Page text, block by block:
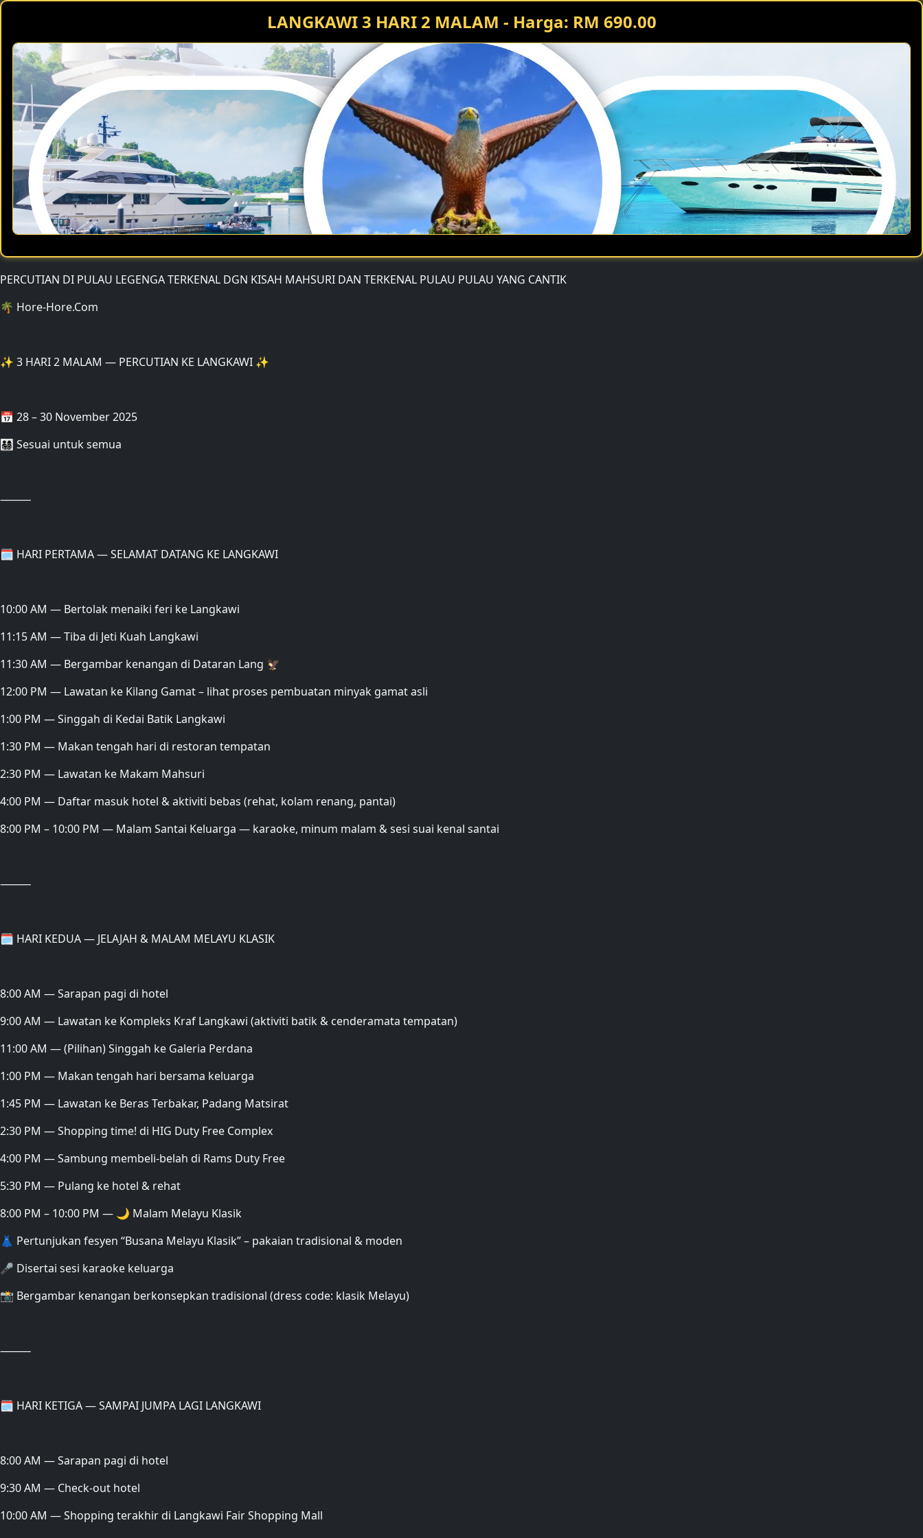
LANGKAWI 3 HARI 2 MALAM - Harga: RM 690.00
PERCUTIAN DI PULAU LEGENGA TERKENAL DGN KISAH MAHSURI DAN TERKENAL PULAU PULAU YANG CANTIK
🌴 Hore-Hore.Com
✨ 3 HARI 2 MALAM — PERCUTIAN KE LANGKAWI ✨
📅 28 – 30 November 2025
👨‍👩‍👧‍👦 Sesuai untuk semua
⸻
🗓 HARI PERTAMA — SELAMAT DATANG KE LANGKAWI
10:00 AM — Bertolak menaiki feri ke Langkawi
11:15 AM — Tiba di Jeti Kuah Langkawi
11:30 AM — Bergambar kenangan di Dataran Lang 🦅
12:00 PM — Lawatan ke Kilang Gamat – lihat proses pembuatan minyak gamat asli
1:00 PM — Singgah di Kedai Batik Langkawi
1:30 PM — Makan tengah hari di restoran tempatan
2:30 PM — Lawatan ke Makam Mahsuri
4:00 PM — Daftar masuk hotel & aktiviti bebas (rehat, kolam renang, pantai)
8:00 PM – 10:00 PM — Malam Santai Keluarga — karaoke, minum malam & sesi suai kenal santai
⸻
🗓 HARI KEDUA — JELAJAH & MALAM MELAYU KLASIK
8:00 AM — Sarapan pagi di hotel
9:00 AM — Lawatan ke Kompleks Kraf Langkawi (aktiviti batik & cenderamata tempatan)
11:00 AM — (Pilihan) Singgah ke Galeria Perdana
1:00 PM — Makan tengah hari bersama keluarga
1:45 PM — Lawatan ke Beras Terbakar, Padang Matsirat
2:30 PM — Shopping time! di HIG Duty Free Complex
4:00 PM — Sambung membeli-belah di Rams Duty Free
5:30 PM — Pulang ke hotel & rehat
8:00 PM – 10:00 PM — 🌙 Malam Melayu Klasik
👗 Pertunjukan fesyen “Busana Melayu Klasik” – pakaian tradisional & moden
🎤 Disertai sesi karaoke keluarga
📸 Bergambar kenangan berkonsepkan tradisional (dress code: klasik Melayu)
⸻
🗓 HARI KETIGA — SAMPAI JUMPA LAGI LANGKAWI
8:00 AM — Sarapan pagi di hotel
9:30 AM — Check-out hotel
10:00 AM — Shopping terakhir di Langkawi Fair Shopping Mall